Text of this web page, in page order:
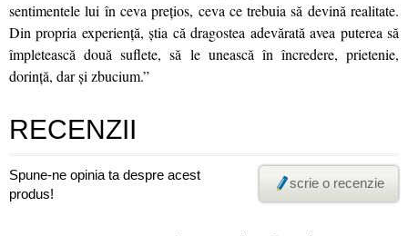
sentimentele lui în ceva prețios, ceva ce trebuia să devină realitate.
Din propria experiență, știa că dragostea adevărată avea puterea să
împletească două suflete, să le unească în încredere, prietenie,
dorință, dar și zbucium.”
RECENZII
Spune-ne opinia ta despre acest
produs!
scrie o recenzie